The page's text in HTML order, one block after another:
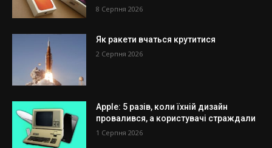
8 Серпня 2026
Як ракети вчаться крутитися
2 Серпня 2026
Apple: 5 разів, коли їхній дизайн
провалився, а користувачі страждали
1 Серпня 2026